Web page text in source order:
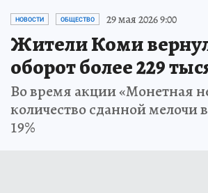
НОВОСТИ ОБЩЕСТВО 29 мая 2026 9:00
Жители Коми
оборот более 229
Во время акции «Монетная
количество сданной мелочи
19%